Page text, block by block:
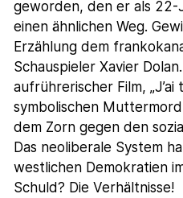
geworden, den er als
einen ähnlichen Weg.
Erzählung dem
Schauspieler Xavier
aufrührerischer Film, „J’ai
symbolischen
dem Zorn gegen den
Das neoliberale System
westlichen Demokratien
Schuld? Die Verhältnisse!